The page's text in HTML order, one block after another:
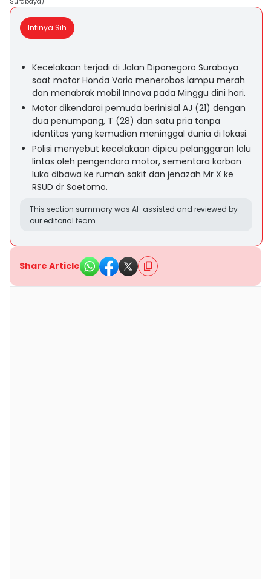
Intinya Sih
Kecelakaan terjadi di Jalan Diponegoro Surabaya
saat motor Honda Vario menerobos lampu merah
dan menabrak mobil Innova pada Minggu dini hari.
Motor dikendarai pemuda berinisial AJ (21) dengan
dua penumpang, T (28) dan satu pria tanpa
identitas yang kemudian meninggal dunia di lokasi.
Polisi menyebut kecelakaan dipicu pelanggaran lalu
lintas oleh pengendara motor, sementara korban
luka dibawa ke rumah sakit dan jenazah Mr X ke
RSUD dr Soetomo.
This section summary was AI-assisted and reviewed by
our editorial team.
Share Article